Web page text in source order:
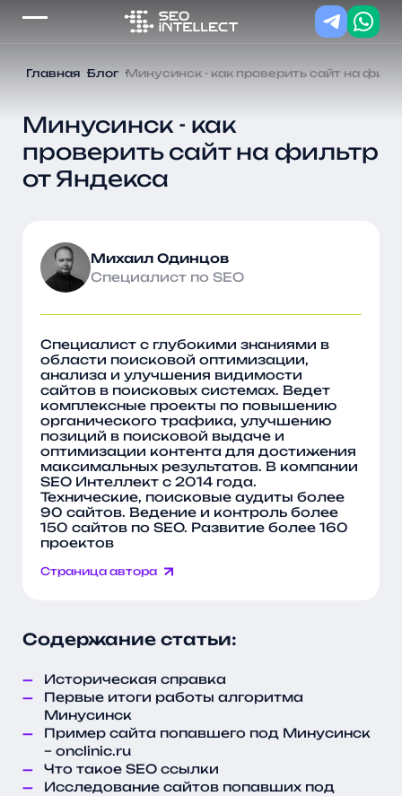
Главная Блог Минусинск - как проверить сайт на
Минусинск - как
проверить сайт на фильтр
от Яндекса
Михаил Одинцов
Cпециалист по SEO
Специалист с глубокими знаниями в
области поисковой оптимизации,
анализа и улучшения видимости
сайтов в поисковых системах. Ведет
комплексные проекты по повышению
органического трафика, улучшению
позиций в поисковой выдаче и
оптимизации контента для достижения
максимальных результатов. В компании
SEO Интеллект с 2014 года.
Технические, поисковые аудиты более
90 сайтов. Ведение и контроль более
150 сайтов по SEO. Развитие более 160
проектов
Страница автора
Содержание статьи:
Историческая справка
Первые итоги работы алгоритма
Минусинск
Пример сайта попавшего под Минусинск
– onclinic.ru
Что такое SEO ссылки
Исследование сайтов попавших под